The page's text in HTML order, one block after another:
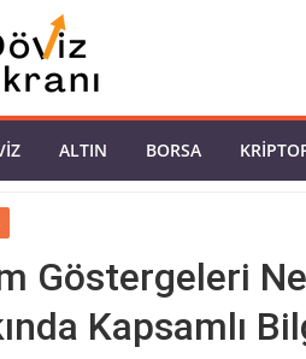
ALTIN BORSA
Göstergeleri
Kapsamlı